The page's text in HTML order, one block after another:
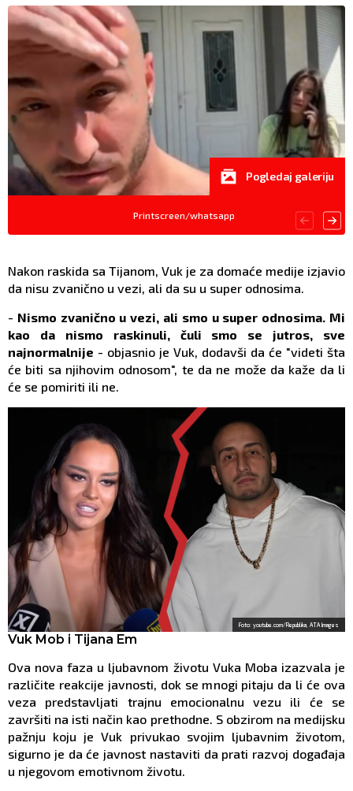
Printscreen/whatsapp
Pogledaj galeriju
Nakon raskida sa Tijanom, Vuk je za domaće medije izjavio
da nisu zvanično u vezi, ali da su u super odnosima.
- Nismo zvanično u vezi, ali smo u super odnosima. Mi
kao da nismo raskinuli, čuli smo se jutros, sve
najnormalnije - objasnio je Vuk, dodavši da će "videti šta
će biti sa njihovim odnosom", te da ne može da kaže da li
će se pomiriti ili ne.
Foto: youtube.com/Republika, ATA Images
Vuk Mob i Tijana Em
Ova nova faza u ljubavnom životu Vuka Moba izazvala je
različite reakcije javnosti, dok se mnogi pitaju da li će ova
veza predstavljati trajnu emocionalnu vezu ili će se
završiti na isti način kao prethodne. S obzirom na medijsku
pažnju koju je Vuk privukao svojim ljubavnim životom,
sigurno je da će javnost nastaviti da prati razvoj događaja
u njegovom emotivnom životu.